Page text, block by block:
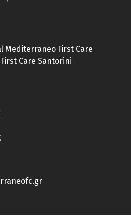
Mediterraneo First Care
Care Santorini